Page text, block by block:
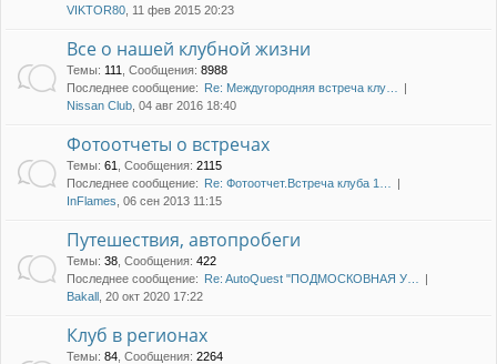
VIKTOR80 , 11 фев 2015 20:23
Все о нашей клубной жизни
Темы: 111 Сообщения: 8988
Последнее сообщение: Re: Междугородняя встреча клу…
Nissan Club , 04 авг 2016 18:40
Фотоотчеты о встречах
Темы: 61 Сообщения: 2115
Последнее сообщение: Re: Фотоотчет.Встреча клуба 1…
InFlames , 06 сен 2013 11:15
Путешествия, автопробеги
Темы: 38 Сообщения: 422
Последнее сообщение: Re: AutoQuest "ПОДМОСКОВНАЯ У…
Bakall , 20 окт 2020 17:22
Клуб в регионах
Темы: 84 Сообщения: 2264